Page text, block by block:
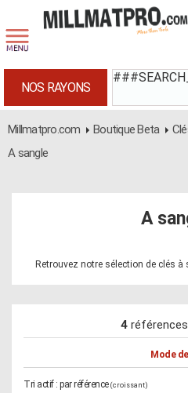
NOS RAYONS
Millmatpro.com Boutique Beta
A sangle
A
Retrouvez notre sélection de clés
4
Mode
Tri actif : par référence (croissant)